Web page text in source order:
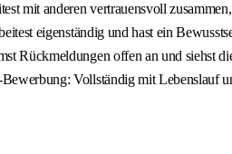
mit anderen vertrauensvoll
eigenständig und hast ein
Rückmeldungen offen an und siehst
Vollständig mit Lebenslauf